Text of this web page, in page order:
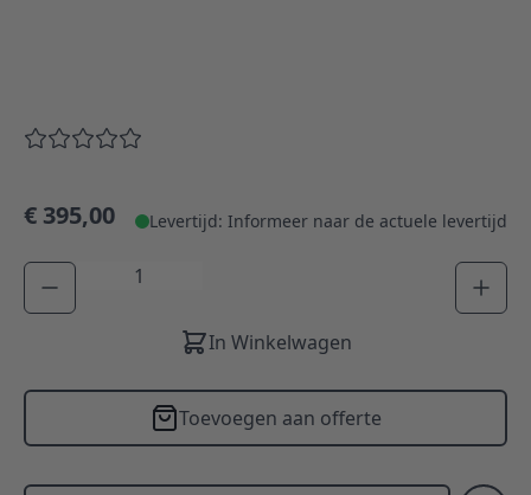
€ 395,00 Levertijd: Informeer naar de actuele levertijd
Aantal
In Winkelwagen
Toevoegen aan offerte